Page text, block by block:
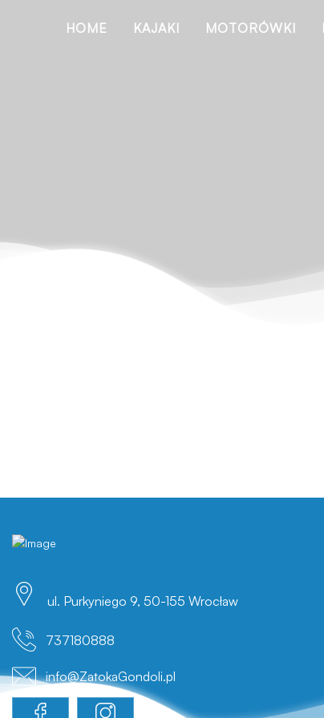
HOME KAJAKI MOTORÓWKI
ul. Purkyniego 9, 50-155 Wrocław
737180888
info@ZatokaGondoli.pl